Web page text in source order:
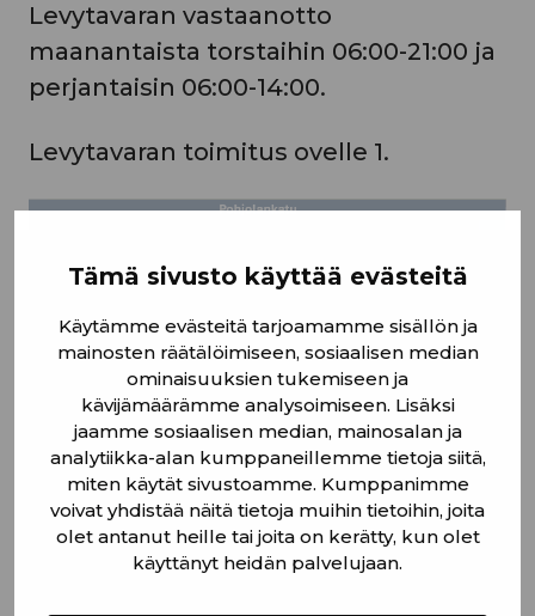
Tämä sivusto käyttää evästeitä
Käytämme evästeitä tarjoamamme sisällön ja
mainosten räätälöimiseen, sosiaalisen median
ominaisuuksien tukemiseen ja
kävijämäärämme analysoimiseen. Lisäksi
jaamme sosiaalisen median, mainosalan ja
analytiikka-alan kumppaneillemme tietoja siitä,
miten käytät sivustoamme. Kumppanimme
voivat yhdistää näitä tietoja muihin tietoihin, joita
olet antanut heille tai joita on kerätty, kun olet
käyttänyt heidän palvelujaan.
Levytavaran vastaanotto
maanantaista torstaihin 06:00-21:00 ja
perjantaisin 06:00-14:00.
Levytavaran toimitus ovelle 1.